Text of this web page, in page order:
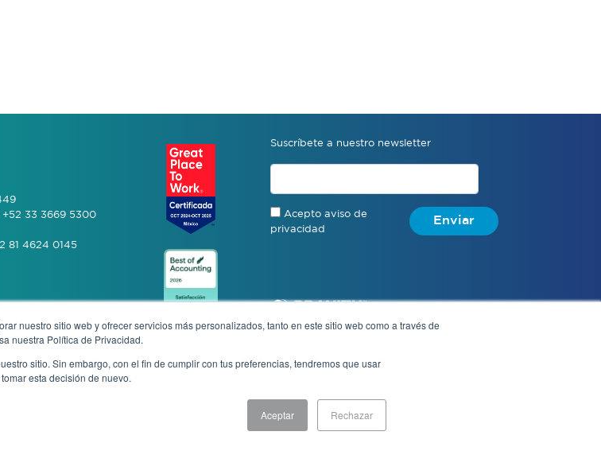
nuestro sitio web y ofrecer servicios más personalizados, tanto en este sitio web como a través de
nuestra Política de Privacidad.
sitio. Sin embargo, con el fin de cumplir con tus preferencias, tendremos que usar
esta decisión de nuevo.
Aceptar Rechazar
33 3669 5300
81 4624 0145
Suscríbete a nuestro newsletter
Acepto aviso de
privacidad
Enviar
Aviso de privacidad